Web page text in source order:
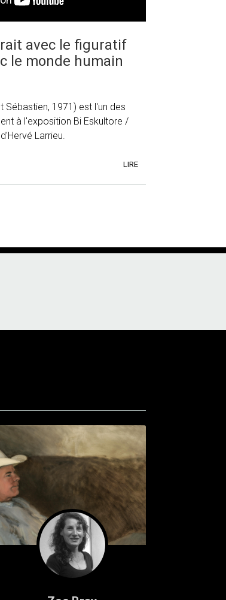
avec le figuratif
le monde humain
Sébastien, 1971) est l'un des
à l'exposition Bi Eskultore /
Larrieu.
LIRE